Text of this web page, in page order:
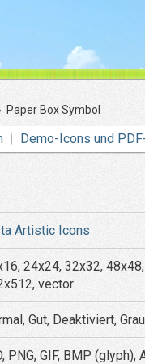
Paper Box Symbol
Demo-Icons und
Artistic Icons
24x24, 32x32,
vector
Gut, Deaktiviert, Grau
PNG, GIF, BMP